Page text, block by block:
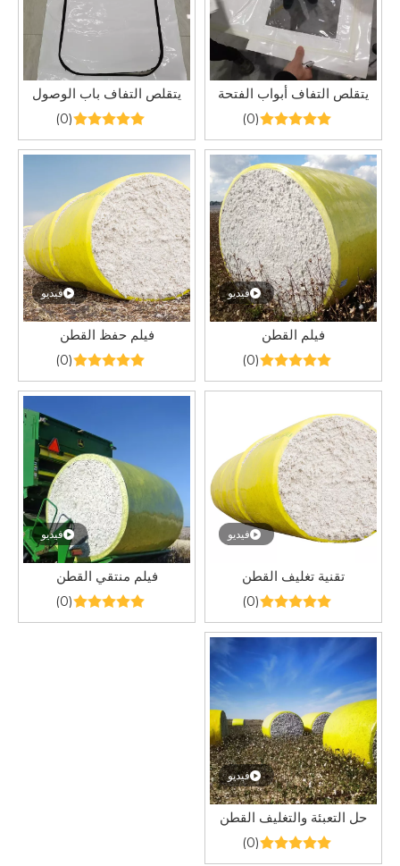
يتقلص التفاف أبواب الفتحة
(0)
يتقلص التفاف باب الوصول
(0)
فيديو
فيلم القطن
(0)
فيديو
فيلم حفظ القطن
(0)
فيديو
تقنية تغليف القطن
(0)
فيديو
فيلم منتقي القطن
(0)
فيديو
حل التعبئة والتغليف القطن
(0)